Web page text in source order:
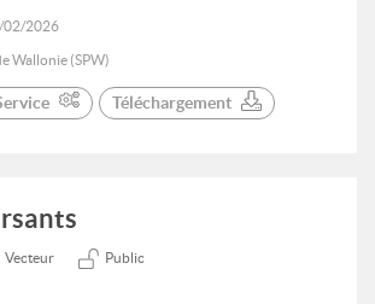
02/2026
Wallonie (SPW)
Téléchargement
Vecteur Public